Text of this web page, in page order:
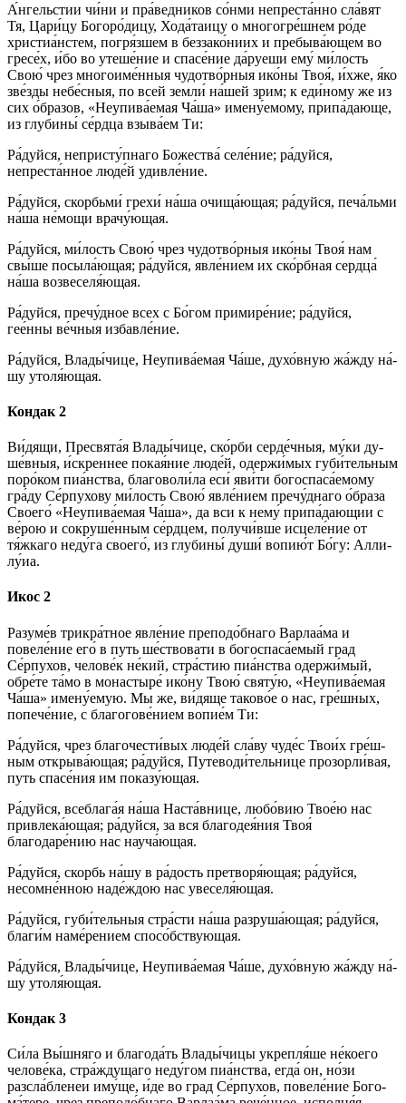
А́нгельстии чи́ни и пра́ведников со́нми непреста́нно сла́вят
Тя, Цари́цу Богоро́дицу, Хода́таицу о многогре́шнем ро́де
христиа́нстем, погря́зшем в без­за­ко́­ни­их и пребыва́ющем во
гре­се́х, и́бо во уте­ше́­ние и спа­се́­ние да́руеши ему́ ми́­лость
Свою́ чрез многоиме́нныя чудотво́рныя ико́­ны Твоя́, и́хже, я́ко
зве́зды не­бе́с­ныя, по всей зем­ли́ на́­шей зрим; к еди́­но­му же из
сих о́бразов, «Неупива́емая Ча́ша» имену́емому, при­па́­даю­ще,
из глу­би­ны́ се́рд­ца взы­ва́­ем Ти:
Ра́­дуй­ся, непристу́пнаго Бо­же­ства́ се­ле́­ние; ра́­дуй­ся,
непреста́нное лю­де́й удив­ле́­ние.
Ра́­дуй­ся, скорбьми́ гре­хи́ на́­ша очища́ющая; ра́­дуй­ся, печа́льми
на́­ша не́­мо­щи врачу́ющая.
Ра́­дуй­ся, ми́­лость Свою́ чрез чудотво́рныя ико́­ны Твоя́ нам
свы́­ше посыла́ющая; ра́­дуй­ся, яв­ле́­ни­ем их ско́рбная серд­ца́
на́­ша возвеселя́ющая.
Ра́­дуй­ся, пречу́дное всех с Бо́­гом при­ми­ре́­ние; ра́­дуй­ся,
гее́нны ве́ч­ныя из­бав­ле́­ние.
Ра́­дуй­ся, Вла­ды́­чи­це, Неупива́емая Ча́ше, духо́вную жа́жду на́­
шу утоля́ющая.
Кондак 2
Ви́­дя­щи, Пре­свя­та́я Вла­ды́­чи­це, ско́р­би сер­де́ч­ныя, му́­ки ду­
ше́в­ныя, и́скреннее по­кая́­ние лю­де́й, одержи́мых губи́тельным
поро́ком пиа́нства, бла­го­во­ли́­ла еси́ яви́­ти богоспаса́емому
гра́­ду Се́рпухову ми́­лость Свою́ яв­ле́­ни­ем пречу́днаго о́браза
Сво­его́ «Неупива́емая Ча́ша», да вси к не­му́ припа́дающии с
ве́­рою и со­кру­ше́н­ным се́рд­цем, по­лу­чи́в­ше ис­це­ле́­ние от
тя́жкаго не­ду́­га сво­его́, из глу­би­ны́ души́ во­пи­ю́т Бо́­гу: Алли­
лу́иа.
Икос 2
Разуме́в трикра́тное яв­ле́­ние преподо́бнаго Варлаа́ма и
повеле́ние его́ в путь ше́ствовати в богоспаса́емый град
Се́рпухов, че­ло­ве́к не́кий, стра́стию пиа́нства одержи́мый,
обре́те та́­мо в монастыре́ ико́­ну Твою́ свя­ту́ю, «Неупива́емая
Ча́ша» имену́емую. Мы же, ви́­дя­ще та­ко­во́е о нас, гре́ш­ных,
попече́ние, с благогове́нием во­пи­е́м Ти:
Ра́­дуй­ся, чрез бла­го­чес­ти́­вых лю­де́й сла́­ву чу­де́с Тво­и́х гре́ш­
ным от­кры­ва́ю­щая; ра́­дуй­ся, Путеводи́тельнице прозорли́вая,
путь спа­се́­ния им показу́ющая.
Ра́­дуй­ся, всеблага́я на́­ша Нас­та́в­ни­це, лю­бо́­вию Твое́ю нас
привлека́ющая; ра́­дуй­ся, за вся благодея́ния Твоя́
благодаре́нию нас науча́ющая.
Ра́­дуй­ся, скорбь на́­шу в ра́­дость пре­тво­ря́ю­щая; ра́­дуй­ся,
несомне́нною на­де́ж­дою нас уве­се­ля́ю­щая.
Ра́­дуй­ся, губи́тельныя стра́с­ти на́­ша раз­ру­ша́ю­щая; ра́­дуй­ся,
бла­ги́м на­ме́­ре­ни­ем спо­со́б­ствую­щая.
Ра́­дуй­ся, Вла­ды́­чи­це, Неупива́емая Ча́ше, духо́вную жа́жду на́­
шу утоля́ющая.
Кондак 3
Си́­ла Вы́ш­ня­го и бла­го­да́ть Влады́чицы укрепля́ше не́коего
че­ло­ве́­ка, стра́ждущаго неду́гом пиа́нства, ег­да́ он, но́зи
разсла́бленеи иму́ще, и́де во град Се́рпухов, повеле́ние Бо­го­